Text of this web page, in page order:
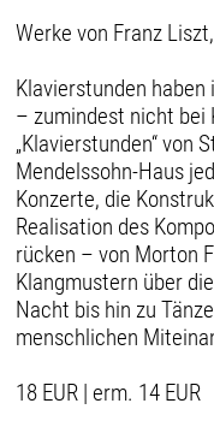
Werke von Franz
Klavierstunden haben
– zumindest nicht bei
„Klavierstunden“ von
Mendelssohn-Haus
Konzerte, die
Realisation des
rücken – von Morton
Klangmustern über
Nacht bis hin zu
menschlichen
18 EUR | erm. 14 EUR